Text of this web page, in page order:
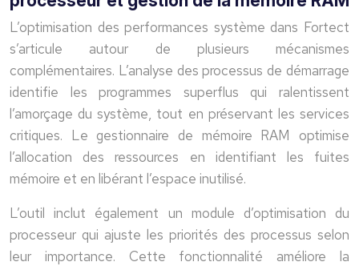
L’optimisation des performances système dans Fortect
s’articule autour de plusieurs mécanismes
complémentaires. L’analyse des processus de démarrage
identifie les programmes superflus qui ralentissent
l’amorçage du système, tout en préservant les services
critiques. Le gestionnaire de mémoire RAM optimise
l’allocation des ressources en identifiant les fuites
mémoire et en libérant l’espace inutilisé.
L’outil inclut également un module d’optimisation du
processeur qui ajuste les priorités des processus selon
leur importance. Cette fonctionnalité améliore la